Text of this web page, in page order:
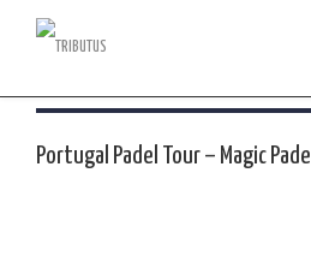
Portugal Padel Tour – Magic Padel